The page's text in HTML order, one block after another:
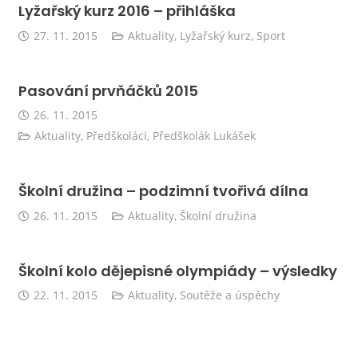
Lyžařský kurz 2016 – přihláška
27. 11. 2015 Aktuality, Lyžařský kurz, Sport
Pasování prvňáčků 2015
26. 11. 2015
Aktuality, Předškoláci, Předškolák Lukášek
Školní družina – podzimní tvořivá dílna
26. 11. 2015 Aktuality, Školní družina
Školní kolo dějepisné olympiády – výsledky
22. 11. 2015 Aktuality, Soutěže a úspěchy